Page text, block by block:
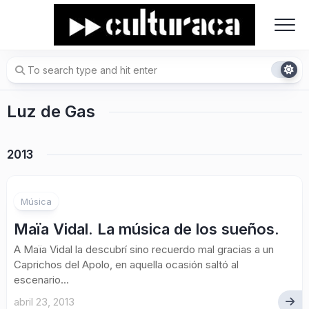
Luz de Gas
2013
Música
Maïa Vidal. La música de los sueños.
A Maïa Vidal la descubrí sino recuerdo mal gracias a un
Caprichos del Apolo, en aquella ocasión saltó al
escenario...
abril 23, 2013